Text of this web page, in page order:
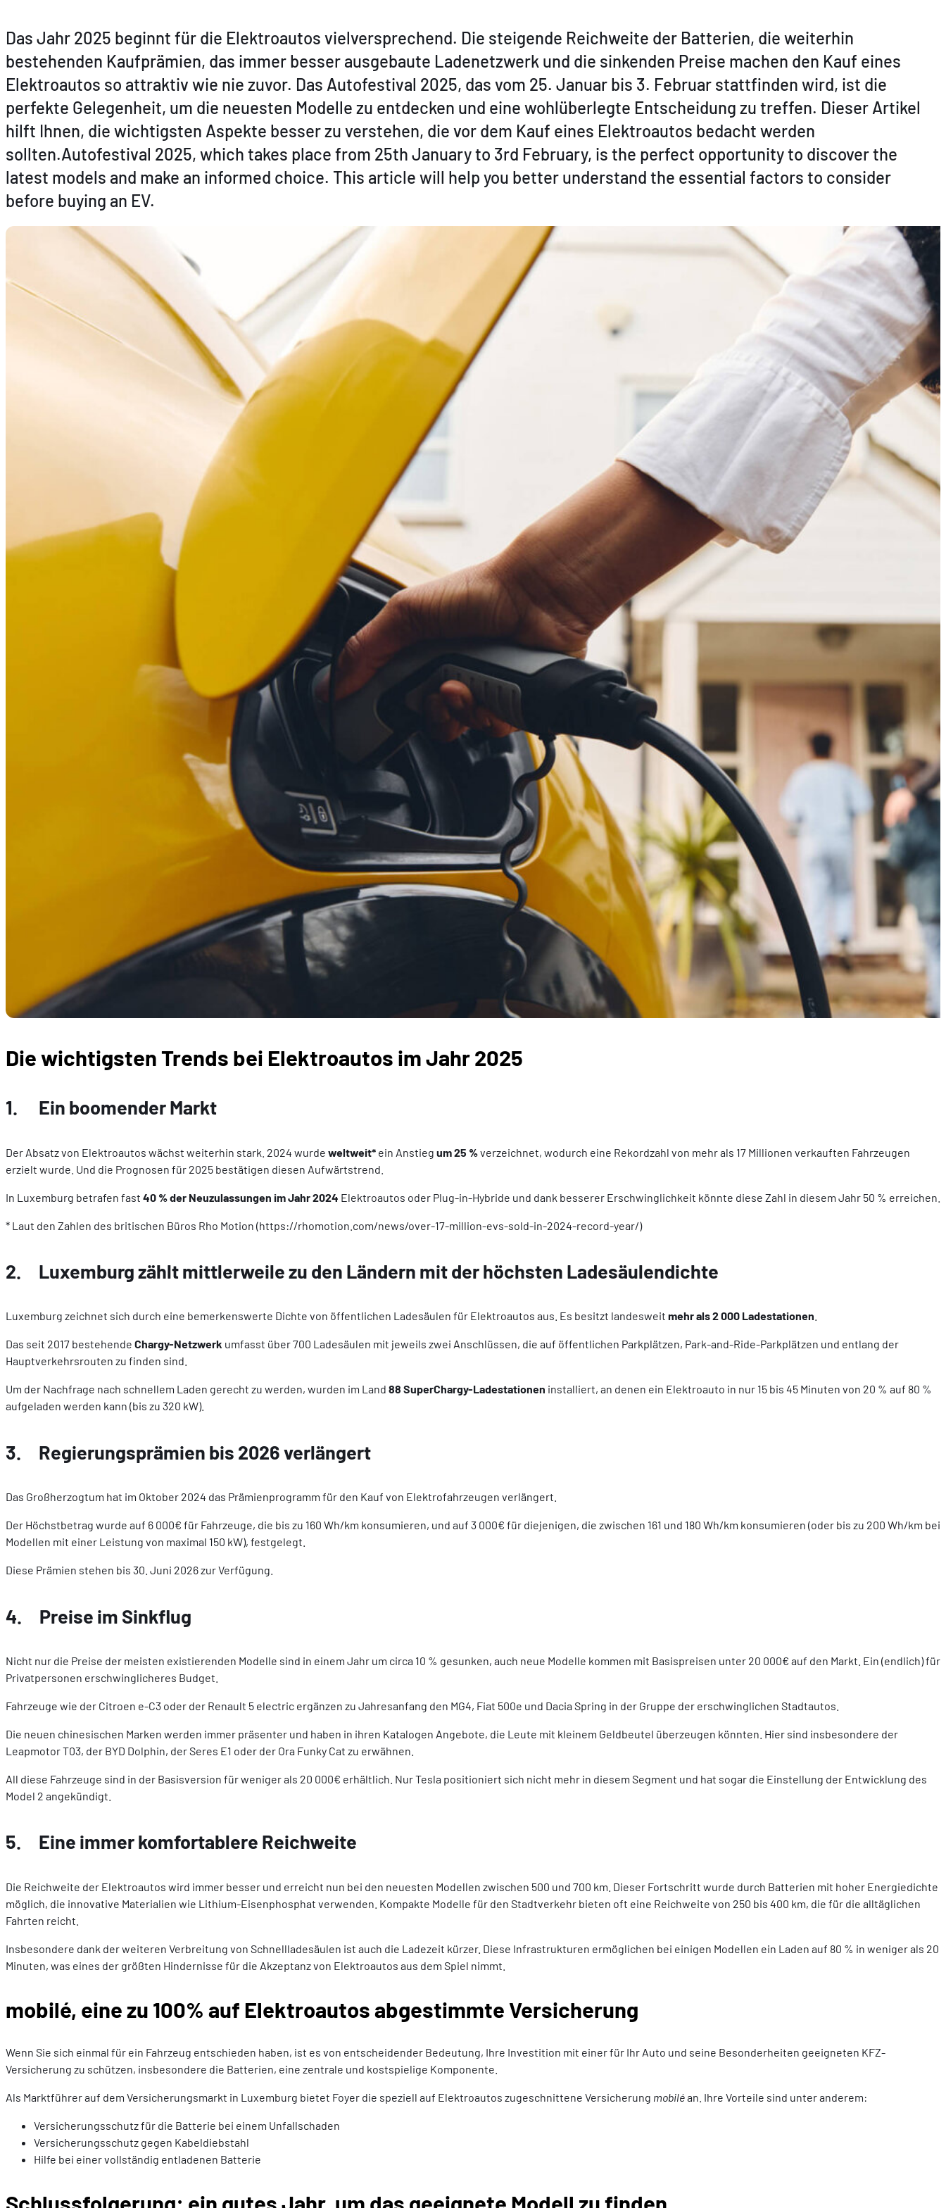
Das Jahr 2025 beginnt für die Elektroautos vielversprechend. Die steigende Reichweite der Batterien, die weiterhin
bestehenden Kaufprämien, das immer besser ausgebaute Ladenetzwerk und die sinkenden Preise machen den Kauf eines
Elektroautos so attraktiv wie nie zuvor. Das Autofestival 2025, das vom 25. Januar bis 3. Februar stattfinden wird, ist die
perfekte Gelegenheit, um die neuesten Modelle zu entdecken und eine wohlüberlegte Entscheidung zu treffen. Dieser Artikel
hilft Ihnen, die wichtigsten Aspekte besser zu verstehen, die vor dem Kauf eines Elektroautos bedacht werden
sollten.Autofestival 2025, which takes place from 25th January to 3rd February, is the perfect opportunity to discover the
latest models and make an informed choice. This article will help you better understand the essential factors to consider
before buying an EV.
Die wichtigsten Trends bei Elektroautos im Jahr 2025
1. Ein boomender Markt
Der Absatz von Elektroautos wächst weiterhin stark. 2024 wurde weltweit* ein Anstieg um 25 %verzeichnet, wodurch eine Rekordzahl von mehr als 17 Millionen verkauften Fahrzeugen
erzielt wurde. Und die Prognosen für 2025 bestätigen diesen Aufwärtstrend.
In Luxemburg betrafen fast 40 % der Neuzulassungen im Jahr 2024 Elektroautos oder Plug-in-Hybride und dank besserer Erschwinglichkeit könnte diese Zahl in diesem Jahr 50 % erreichen.
* Laut den Zahlen des britischen Büros Rho Motion (https://rhomotion.com/news/over-17-million-evs-sold-in-2024-record-year/)
2. Luxemburg zählt mittlerweile zu den Ländern mit der höchsten Ladesäulendichte
Luxemburg zeichnet sich durch eine bemerkenswerte Dichte von öffentlichen Ladesäulen für Elektroautos aus. Es besitzt landesweit mehr als 2 000 Ladestationen
Das seit 2017 bestehende Chargy-Netzwerk umfasst über 700 Ladesäulen mit jeweils zwei Anschlüssen, die auf öffentlichen Parkplätzen, Park-and-Ride-Parkplätzen und entlang der
Hauptverkehrsrouten zu finden sind.
Um der Nachfrage nach schnellem Laden gerecht zu werden, wurden im Land 88 SuperChargy-Ladestationen installiert, an denen ein Elektroauto in nur 15 bis 45 Minuten von 20 % auf 80 %
aufgeladen werden kann (bis zu 320 kW).
3. Regierungsprämien bis 2026 verlängert
Das Großherzogtum hat im Oktober 2024 das Prämienprogramm für den Kauf von Elektrofahrzeugen verlängert.
Der Höchstbetrag wurde auf 6 000€ für Fahrzeuge, die bis zu 160 Wh/km konsumieren, und auf 3 000€ für diejenigen, die zwischen 161 und 180 Wh/km konsumieren (oder bis zu 200 Wh/km bei
Modellen mit einer Leistung von maximal 150 kW), festgelegt.
Diese Prämien stehen bis 30. Juni 2026 zur Verfügung.
4. Preise im Sinkflug
Nicht nur die Preise der meisten existierenden Modelle sind in einem Jahr um circa 10 % gesunken, auch neue Modelle kommen mit Basispreisen unter 20 000€ auf den Markt. Ein (endlich) für
Privatpersonen erschwinglicheres Budget.
Fahrzeuge wie der Citroen e-C3 oder der Renault 5 electric ergänzen zu Jahresanfang den MG4, Fiat 500e und Dacia Spring in der Gruppe der erschwinglichen Stadtautos.
Die neuen chinesischen Marken werden immer präsenter und haben in ihren Katalogen Angebote, die Leute mit kleinem Geldbeutel überzeugen könnten. Hier sind insbesondere der
Leapmotor T03, der BYD Dolphin, der Seres E1 oder der Ora Funky Cat zu erwähnen.
All diese Fahrzeuge sind in der Basisversion für weniger als 20 000€ erhältlich. Nur Tesla positioniert sich nicht mehr in diesem Segment und hat sogar die Einstellung der Entwicklung des
Model 2 angekündigt.
5. Eine immer komfortablere Reichweite
Die Reichweite der Elektroautos wird immer besser und erreicht nun bei den neuesten Modellen zwischen 500 und 700 km. Dieser Fortschritt wurde durch Batterien mit hoher Energiedichte
möglich, die innovative Materialien wie Lithium-Eisenphosphat verwenden. Kompakte Modelle für den Stadtverkehr bieten oft eine Reichweite von 250 bis 400 km, die für die alltäglichen
Fahrten reicht.
Insbesondere dank der weiteren Verbreitung von Schnellladesäulen ist auch die Ladezeit kürzer. Diese Infrastrukturen ermöglichen bei einigen Modellen ein Laden auf 80 % in weniger als 20
Minuten, was eines der größten Hindernisse für die Akzeptanz von Elektroautos aus dem Spiel nimmt.
mobilé, eine zu 100% auf Elektroautos abgestimmte Versicherung
Wenn Sie sich einmal für ein Fahrzeug entschieden haben, ist es von entscheidender Bedeutung, Ihre Investition mit einer für Ihr Auto und seine Besonderheiten geeigneten KFZ-
Versicherung zu schützen, insbesondere die Batterien, eine zentrale und kostspielige Komponente.
Als Marktführer auf dem Versicherungsmarkt in Luxemburg bietet Foyer die speziell auf Elektroautos zugeschnittene Versicherung mobiléan. Ihre Vorteile sind unter anderem:
Versicherungsschutz für die Batterie bei einem Unfallschaden
Versicherungsschutz gegen Kabeldiebstahl
Hilfe bei einer vollständig entladenen Batterie